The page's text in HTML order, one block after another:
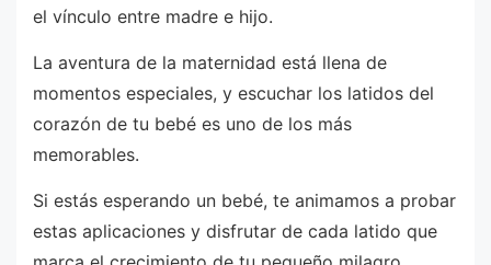
el vínculo entre madre e hijo.
La aventura de la maternidad está llena de
momentos especiales, y escuchar los latidos del
corazón de tu bebé es uno de los más
memorables.
Si estás esperando un bebé, te animamos a probar
estas aplicaciones y disfrutar de cada latido que